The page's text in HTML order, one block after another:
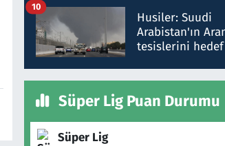
talimat verdi, ben
gönderdim
Husiler: Suudi
Arabistan'ın
tesislerini hedef
10
Süper Lig Puan Durumu
Süper Lig